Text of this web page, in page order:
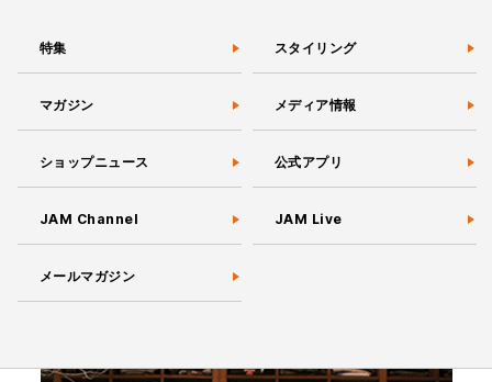
特集 スタイリング
マガジン メディア情報
ショップニュース 公式アプリ
JAM Channel JAM Live
メールマガジン